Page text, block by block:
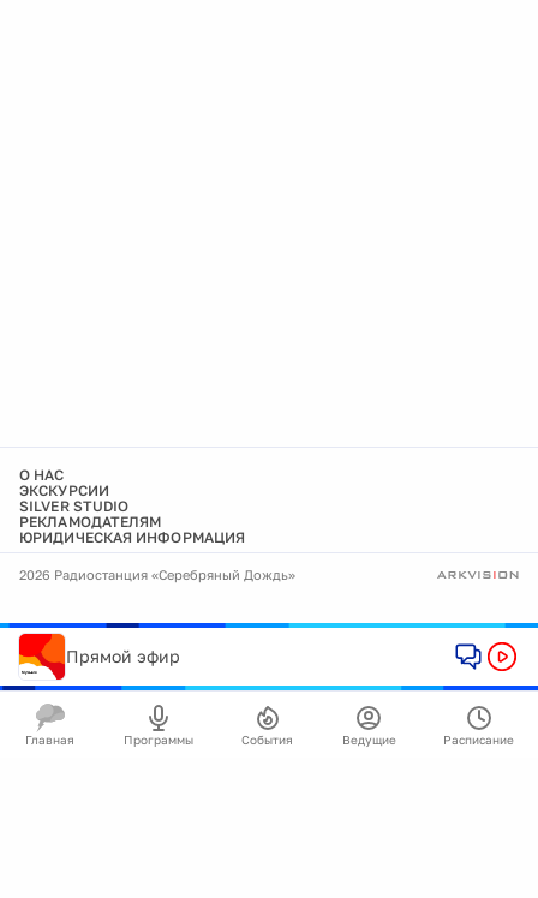
О НАС
ЭКСКУРСИИ
SILVER STUDIO
РЕКЛАМОДАТЕЛЯМ
ЮРИДИЧЕСКАЯ ИНФОРМАЦИЯ
2026 Радиостанция «Серебряный Дождь»
Прямой эфир
Главная Программы События Ведущие Расписание